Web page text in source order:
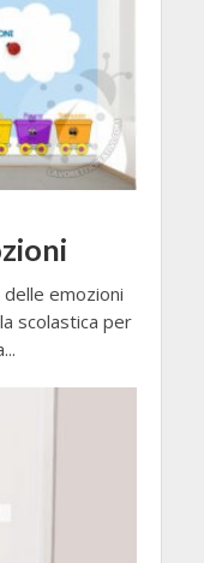
emozioni
scolastica per